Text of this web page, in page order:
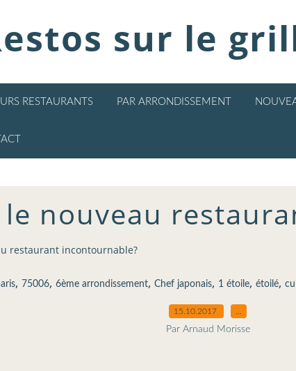
sur le
RESTAURANTS PAR ARRONDISSEMENT
nouveau
restaurant incontournable?
, 75006, 6ème arrondissement, Chef japonais, 1 étoile, étoilé,
15.10.2017
Par Arnaud Morisse